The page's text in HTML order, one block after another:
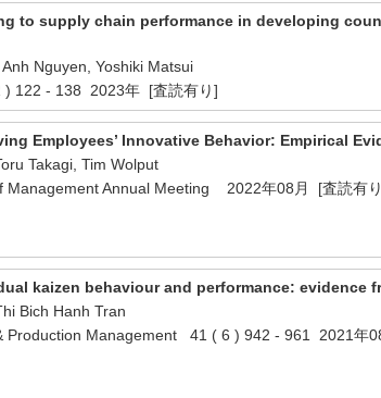
to supply chain performance in developing
Nguyen, Yoshiki Matsui
122 - 138 2023年 [査読有り]
Employees’ Innovative Behavior: Empirical
Takagi, Tim Wolput
Management Annual Meeting 2022年08月 [査読有
kaizen behaviour and performance: evidence
Bich Hanh Tran
Production Management 41 ( 6 ) 942 - 961 2021年